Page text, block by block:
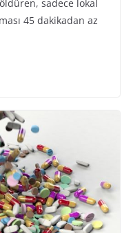
sadece lokal
45 dakikadan az